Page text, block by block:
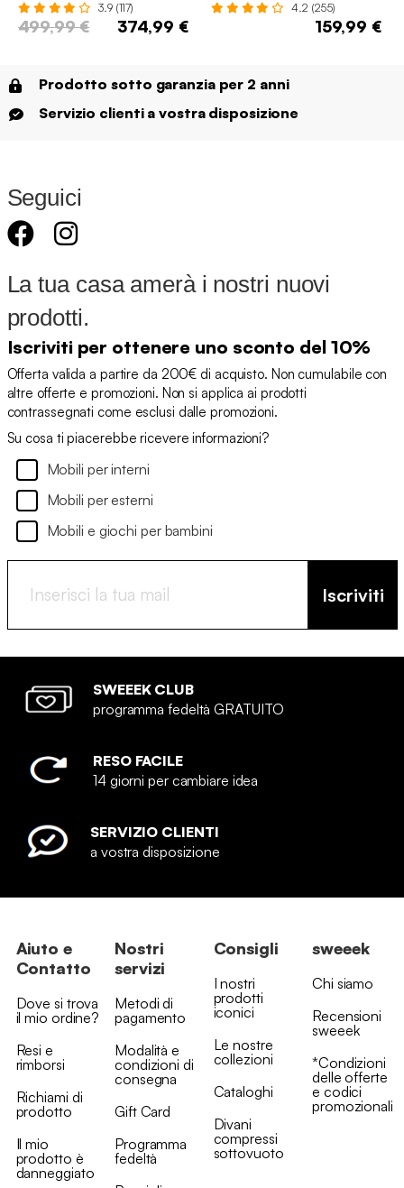
3.9 (117)
499,99 € 374,99 €
4.2 (255)
159,99 €
Prodotto sotto garanzia per 2 anni
Servizio clienti a vostra disposizione
Seguici
La tua casa amerà i nostri nuovi
prodotti.
Iscriviti per ottenere uno sconto del 10%
Offerta valida a partire da 200€ di acquisto. Non cumulabile con
altre offerte e promozioni. Non si applica ai prodotti
contrassegnati come esclusi dalle promozioni.
Su cosa ti piacerebbe ricevere informazioni?
Mobili per interni
Mobili per esterni
Mobili e giochi per bambini
Iscriviti
SWEEEK CLUB
programma fedeltà GRATUITO
RESO FACILE
14 giorni per cambiare idea
SERVIZIO CLIENTI
a vostra disposizione
Aiuto e
Contatto
Dove si trova
il mio ordine?
Resi e
rimborsi
Richiami di
prodotto
Il mio
prodotto è
danneggiato
Nostri
servizi
Metodi di
pagamento
Modalità e
condizioni di
consegna
Gift Card
Programma
fedeltà
Consigli
I nostri
prodotti
iconici
Le nostre
collezioni
Cataloghi
Divani
compressi
sottovuoto
sweeek
Chi siamo
Recensioni
sweeek
*Condizioni
delle offerte
e codici
promozionali